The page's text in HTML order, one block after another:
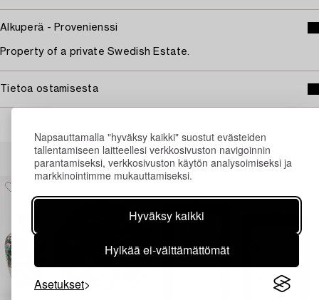
Napsauttamalla "hyväksy kaikki" suostut evästeiden
tallentamiseen laitteellesi verkkosivuston navigoinnin
parantamiseksi, verkkosivuston käytön analysoimiseksi ja
markkinointimme mukauttamiseksi.
Hyväksy kaikki
Hylkää ei-välttämättömät
Asetukset
Alkuperä - Provenienssi
Property of a private Swedish Estate.
Tietoa ostamisesta
Muiden katsomia kohteita